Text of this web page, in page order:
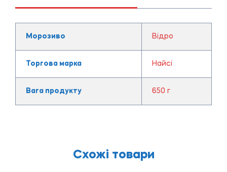
Морозиво Відро
Торгова марка Найсі
Вага продукту 650 г
Схожі товари